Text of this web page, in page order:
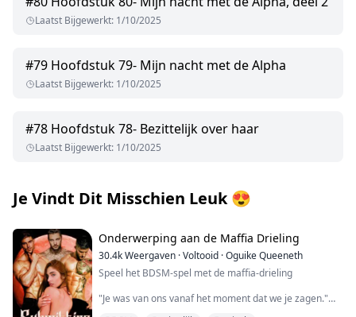
Laatst Bijgewerkt: 1/10/2025
#79 Hoofdstuk 79- Mijn nacht met de Alpha
Laatst Bijgewerkt: 1/10/2025
#78 Hoofdstuk 78- Bezittelijk over haar
Laatst Bijgewerkt: 1/10/2025
Je Vindt Dit Misschien Leuk😍
Onderwerping aan de Maffia Drieling
30.4kWeergaven ·Voltooid ·Oguike Queeneth
Speel het BDSM-spel met de maffia-drieling
"Je was van ons vanaf het moment dat we je zagen."